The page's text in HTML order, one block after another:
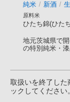
純米 / 新酒 / 生
原料米
ひたち錦(ひた
地元茨城県で
の特別純米・
取扱いを終了した
ックしてください。